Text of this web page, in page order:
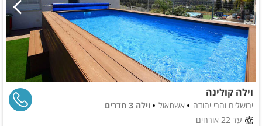
וילה קולינה
ירושלים והרי יהודה אשתאול
וילה 3 חדרים
עד 22 אורחים